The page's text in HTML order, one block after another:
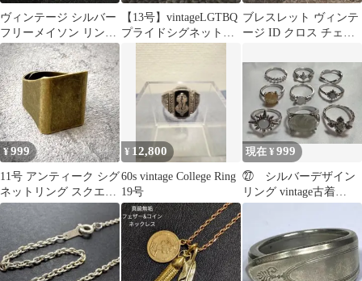
ヴィンテージ シルバー
フリーメイソン リング
指輪 13号
【13号】vintageLGTBQ
プライドシグネットリ
ング シルバー925
ブレスレット ヴィンテ
ージ ID クロス チェー
925
¥999
11号 アンティーク シグ
ネットリング スクエア
真鍮 レトロ メンズ 古
¥ 12,800
60s vintage College Ring
19号
現在 ¥999
㉗ シルバーデザイン
リング vintage古着
archive y2kヴィンテー